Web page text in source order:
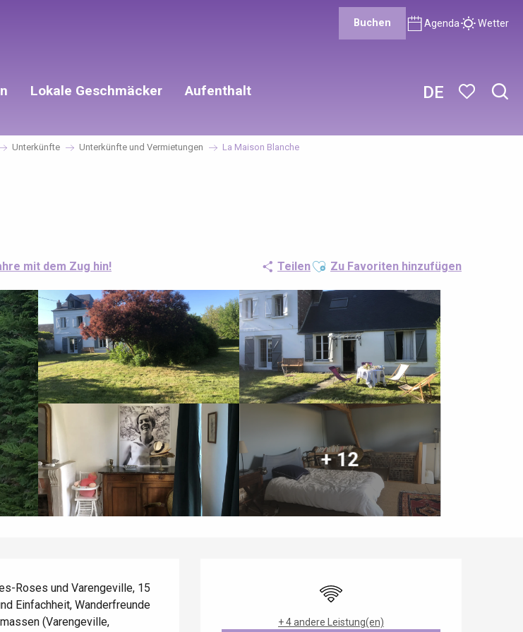
DE
Buchen Agenda Wetter
Lokale Geschmäcker Aufenthalt
Unterkünfte Unterkünfte und Vermietungen La Maison Blanche
mit dem Zug hin! TeilenAjouter aux favoris
Zu Favoriten hinzufügen
+ 12
Wi-Fi
+ 4 andere Leistung(en)
Roses und Varengeville, 15
Einfachheit, Wanderfreunde
(Varengeville,